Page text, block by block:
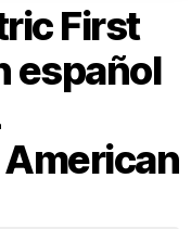
First
español